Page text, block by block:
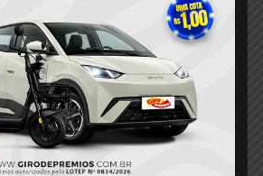
Polícia Federal desmantela três frentes
de garimpo ilegal em Santa Maria das
Barreiras
6 de agosto de 2026